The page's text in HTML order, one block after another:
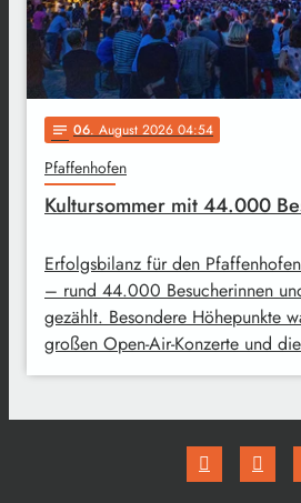
notes 06. August 2026 04:54
Pfaffenhofen
Kultursommer mit 44.000
Erfolgsbilanz für den
– rund 44.000 Besucherinnen
gezählt. Besondere Höhepunkte
großen Open-Air-Konzerte und